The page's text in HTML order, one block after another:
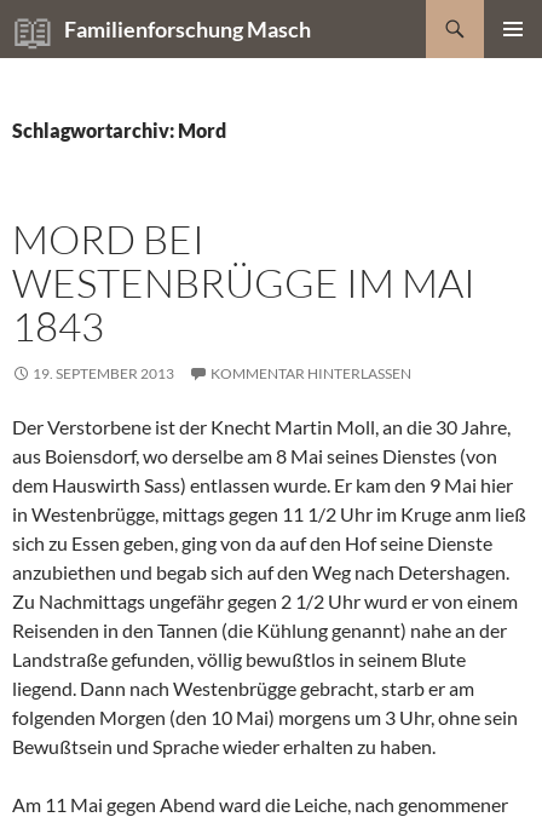
Zum
Inhalt
Familienforschung Masch
Suchen
Schlagwortarchiv: Mord
MORD BEI
WESTENBRÜGGE IM MAI
1843
19. SEPTEMBER 2013 KOMMENTAR HINTERLASSEN
Der Verstorbene ist der Knecht Martin Moll, an die 30 Jahre,
aus Boiensdorf, wo derselbe am 8 Mai seines Dienstes (von
dem Hauswirth Sass) entlassen wurde. Er kam den 9 Mai hier
in Westenbrügge, mittags gegen 11 1/2 Uhr im Kruge anm ließ
sich zu Essen geben, ging von da auf den Hof seine Dienste
anzubiethen und begab sich auf den Weg nach Detershagen.
Zu Nachmittags ungefähr gegen 2 1/2 Uhr wurd er von einem
Reisenden in den Tannen (die Kühlung genannt) nahe an der
Landstraße gefunden, völlig bewußtlos in seinem Blute
liegend. Dann nach Westenbrügge gebracht, starb er am
folgenden Morgen (den 10 Mai) morgens um 3 Uhr, ohne sein
Bewußtsein und Sprache wieder erhalten zu haben.
Am 11 Mai gegen Abend ward die Leiche, nach genommener